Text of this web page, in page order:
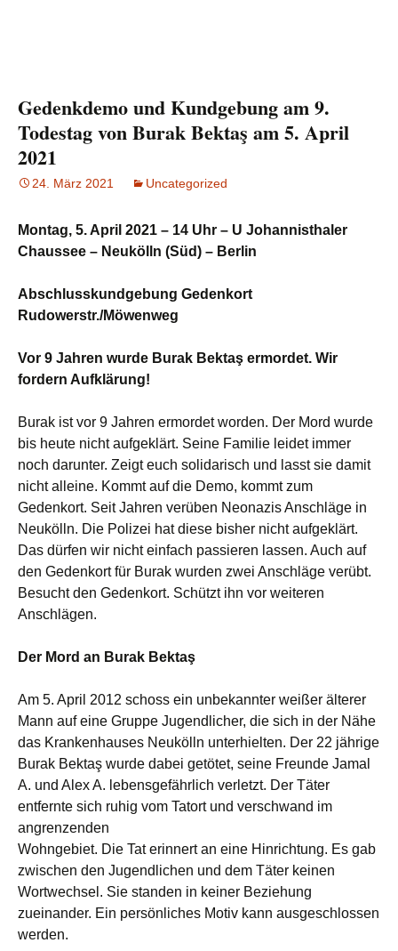
Gedenkdemo und Kundgebung am 9.
Todestag von Burak Bektaş am 5. April
2021
24. März 2021 Uncategorized
Montag, 5. April 2021 – 14 Uhr – U Johannisthaler
Chaussee – Neukölln (Süd) – Berlin
Abschlusskundgebung Gedenkort
Rudowerstr./Möwenweg
Vor 9 Jahren wurde Burak Bektaş ermordet. Wir
fordern Aufklärung!
Burak ist vor 9 Jahren ermordet worden. Der Mord wurde
bis heute nicht aufgeklärt. Seine Familie leidet immer
noch darunter. Zeigt euch solidarisch und lasst sie damit
nicht alleine. Kommt auf die Demo, kommt zum
Gedenkort. Seit Jahren verüben Neonazis Anschläge in
Neukölln. Die Polizei hat diese bisher nicht aufgeklärt.
Das dürfen wir nicht einfach passieren lassen. Auch auf
den Gedenkort für Burak wurden zwei Anschläge verübt.
Besucht den Gedenkort. Schützt ihn vor weiteren
Anschlägen.
Der Mord an Burak Bektaş
Am 5. April 2012 schoss ein unbekannter weißer älterer
Mann auf eine Gruppe Jugendlicher, die sich in der Nähe
das Krankenhauses Neukölln unterhielten. Der 22 jährige
Burak Bektaş wurde dabei getötet, seine Freunde Jamal
A. und Alex A. lebensgefährlich verletzt. Der Täter
entfernte sich ruhig vom Tatort und verschwand im
angrenzenden
Wohngebiet. Die Tat erinnert an eine Hinrichtung. Es gab
zwischen den Jugendlichen und dem Täter keinen
Wortwechsel. Sie standen in keiner Beziehung
zueinander. Ein persönliches Motiv kann ausgeschlossen
werden.